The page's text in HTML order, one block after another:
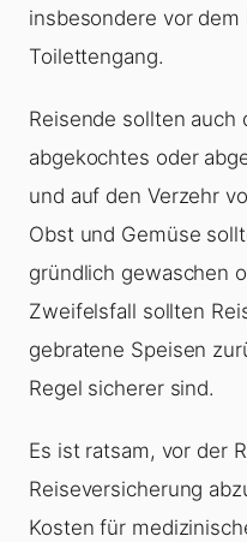
insbesondere vor dem
Toilettengang.
Reisende sollten auch
abgekochtes oder
und auf den Verzehr
Obst und Gemüse
gründlich gewaschen
Zweifelsfall sollten
gebratene Speisen
Regel sicherer sind.
Es ist ratsam, vor der
Reiseversicherung
Kosten für